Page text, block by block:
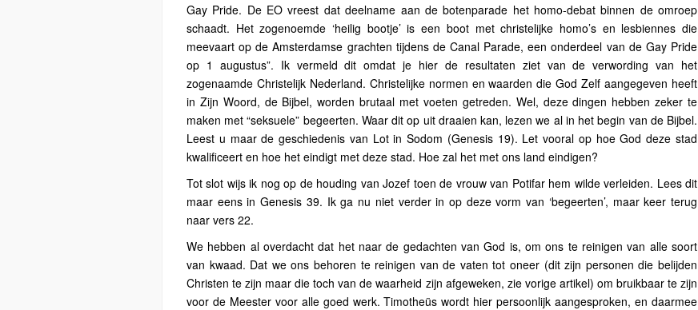
Gay Pride. De EO vreest dat deelname aan de botenparade het homo-debat binnen de omroep
schaadt. Het zogenoemde ‘heilig bootje’ is een boot met christelijke homo’s en lesbiennes die
meevaart op de Amsterdamse grachten tijdens de Canal Parade, een onderdeel van de Gay Pride
op 1 augustus”. Ik vermeld dit omdat je hier de resultaten ziet van de verwording van het
zogenaamde Christelijk Nederland. Christelijke normen en waarden die God Zelf aangegeven heeft
in Zijn Woord, de Bijbel, worden brutaal met voeten getreden. Wel, deze dingen hebben zeker te
maken met “seksuele” begeerten. Waar dit op uit draaien kan, lezen we al in het begin van de Bijbel.
Leest u maar de geschiedenis van Lot in Sodom (Genesis 19). Let vooral op hoe God deze stad
kwalificeert en hoe het eindigt met deze stad. Hoe zal het met ons land eindigen?
Tot slot wijs ik nog op de houding van Jozef toen de vrouw van Potifar hem wilde verleiden. Lees dit
maar eens in Genesis 39. Ik ga nu niet verder in op deze vorm van ‘begeerten’, maar keer terug
naar vers 22.
We hebben al overdacht dat het naar de gedachten van God is, om ons te reinigen van alle soort
van kwaad. Dat we ons behoren te reinigen van de vaten tot oneer (dit zijn personen die belijden
Christen te zijn maar die toch van de waarheid zijn afgeweken, zie vorige artikel) om bruikbaar te zijn
voor de Meester voor alle goed werk. Timotheüs wordt hier persoonlijk aangesproken, en daarmee